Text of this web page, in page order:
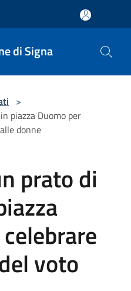
di Signa
>
piazza Duomo per
donne
prato di
voto